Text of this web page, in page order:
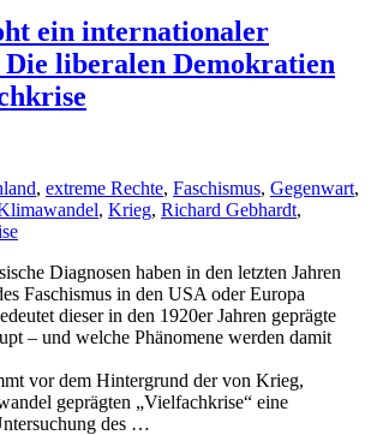
ein internationaler
Die liberalen Demokratien
, extreme Rechte, Faschismus, Gegenwart,
, Krieg, Richard Gebhardt,
Diagnosen haben in den letzten Jahren
Faschismus in den USA oder Europa
dieser in den 1920er Jahren geprägte
– und welche Phänomene werden damit
vor dem Hintergrund der von Krieg,
geprägten „Vielfachkrise“ eine
des …